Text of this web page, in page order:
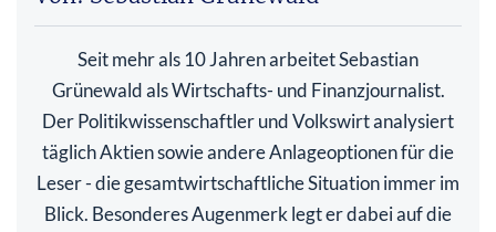
Seit mehr als 10 Jahren arbeitet Sebastian
Grünewald als Wirtschafts- und Finanzjournalist.
Der Politikwissenschaftler und Volkswirt analysiert
täglich Aktien sowie andere Anlageoptionen für die
Leser - die gesamtwirtschaftliche Situation immer im
Blick. Besonderes Augenmerk legt er dabei auf die